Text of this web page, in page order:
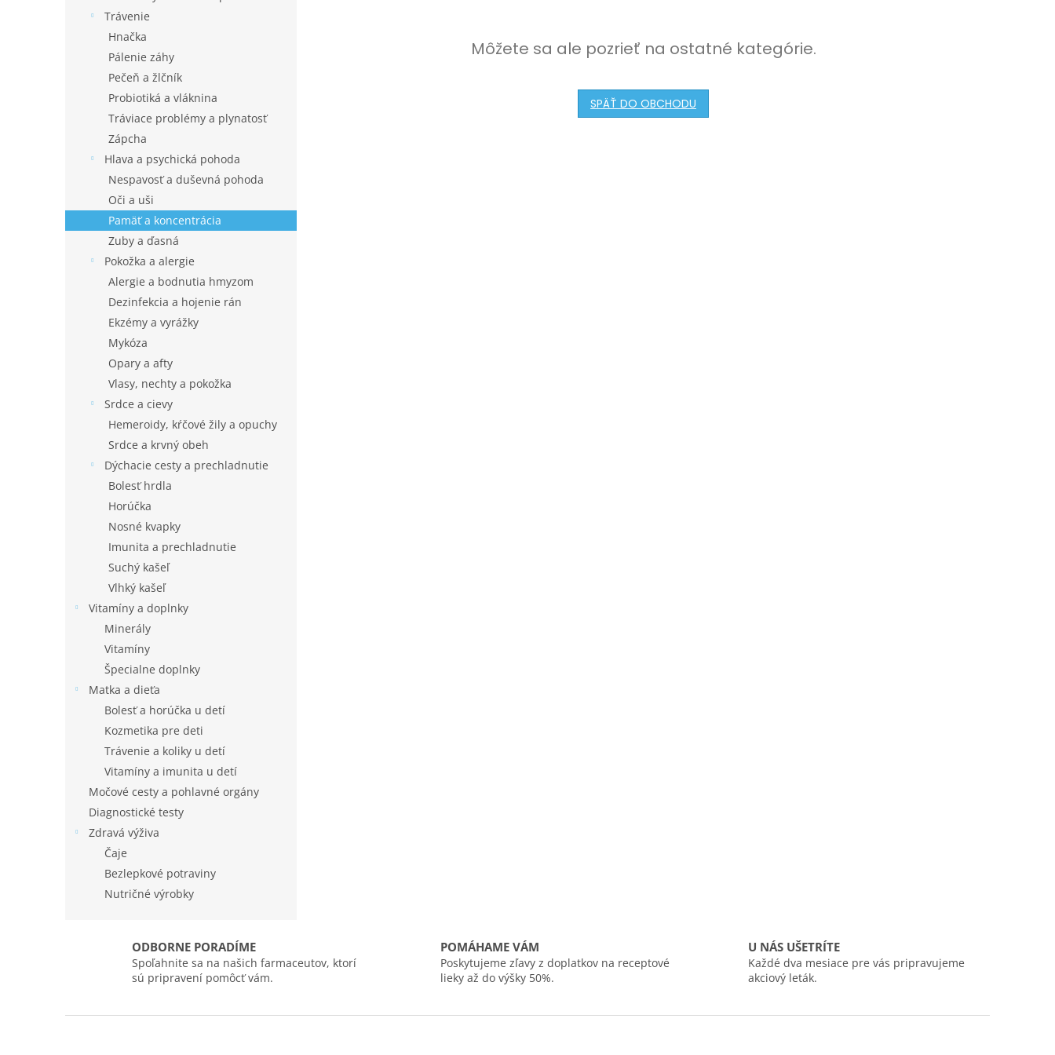
Trávenie
Hnačka
Pálenie záhy
Pečeň a žlčník
Probiotiká a vláknina
Tráviace problémy a plynatosť
Zápcha
Hlava a psychická pohoda
Nespavosť a duševná pohoda
Oči a uši
Pamäť a koncentrácia
Zuby a ďasná
Pokožka a alergie
Alergie a bodnutia hmyzom
Dezinfekcia a hojenie rán
Ekzémy a vyrážky
Mykóza
Opary a afty
Vlasy, nechty a pokožka
Srdce a cievy
Hemeroidy, kŕčové žily a opuchy
Srdce a krvný obeh
Dýchacie cesty a prechladnutie
Bolesť hrdla
Horúčka
Nosné kvapky
Imunita a prechladnutie
Suchý kašeľ
Vlhký kašeľ
Vitamíny a doplnky
Minerály
Vitamíny
Špecialne doplnky
Matka a dieťa
Bolesť a horúčka u detí
Kozmetika pre deti
Trávenie a koliky u detí
Vitamíny a imunita u detí
Močové cesty a pohlavné orgány
Diagnostické testy
Zdravá výživa
Čaje
Bezlepkové potraviny
Nutričné výrobky
Môžete sa ale pozrieť na ostatné kategórie.
SPÄŤ DO OBCHODU
ODBORNE PORADÍME
Spoľahnite sa na našich farmaceutov, ktorí
sú pripravení pomôcť vám.
POMÁHAME VÁM
Poskytujeme zľavy z doplatkov na receptové
lieky až do výšky 50%.
U NÁS UŠETRÍTE
Každé dva mesiace pre vás pripravujeme
akciový leták.